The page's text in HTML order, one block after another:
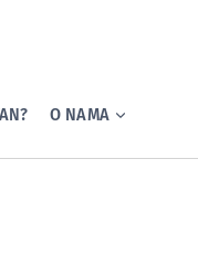
O NAMA